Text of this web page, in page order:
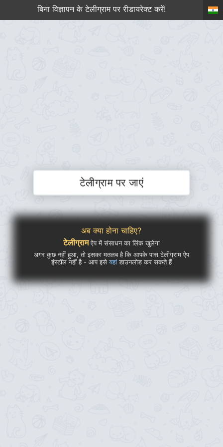
बिना विज्ञापन के टेलीग्राम पर रीडायरेक्ट करें!
टेलीग्राम पर जाएं
अब क्या होना चाहिए?
टेलीग्रामऐप में संसाधन का लिंक खुलेगा
अगर कुछ नहीं हुआ, तो इसका मतलब है कि आपके पास टेलीग्राम ऐप
इंस्टॉल नहीं है - आप इसेयहांडाउनलोड कर सकते हैं